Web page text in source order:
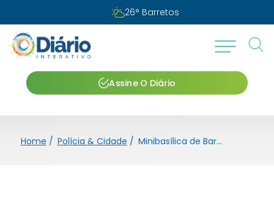
26° Barretos
Assine O Diário
Home / Polícia & Cidade / Minibasílica de Barretos promove Cenáculo no início de julho